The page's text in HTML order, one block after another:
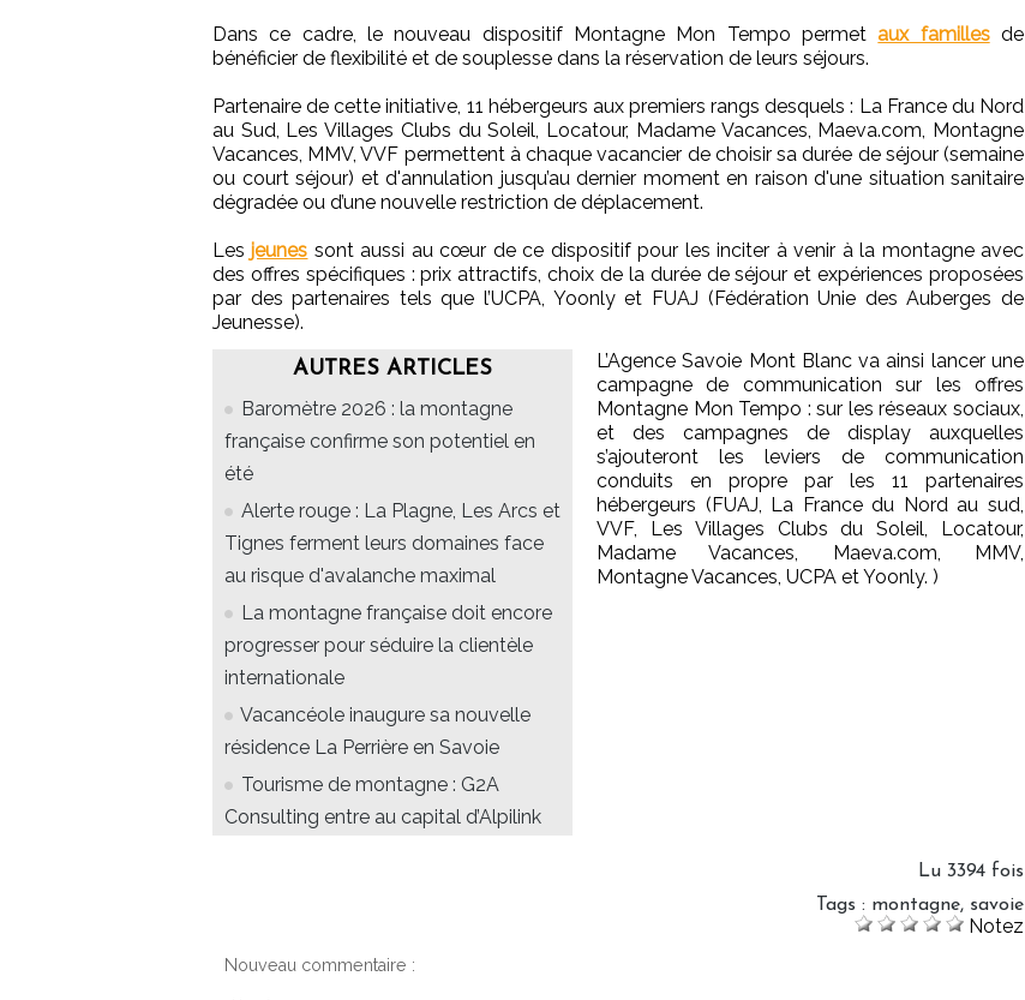
Dans ce cadre, le nouveau dispositif Montagne Mon Tempo permet aux famillesde
bénéficier de flexibilité et de souplesse dans la réservation de leurs séjours.
Partenaire de cette initiative, 11 hébergeurs aux premiers rangs desquels : La France du Nord
au Sud, Les Villages Clubs du Soleil, Locatour, Madame Vacances, Maeva.com, Montagne
Vacances, MMV, VVF permettent à chaque vacancier de choisir sa durée de séjour (semaine
ou court séjour) et d'annulation jusqu’au dernier moment en raison d'une situation sanitaire
dégradée ou d’une nouvelle restriction de déplacement.
Les jeunes sont aussi au cœur de ce dispositif pour les inciter à venir à la montagne avec
des offres spécifiques : prix attractifs, choix de la durée de séjour et expériences proposées
par des partenaires tels que l’UCPA, Yoonly et FUAJ (Fédération Unie des Auberges de
Jeunesse).
AUTRES ARTICLES
Baromètre 2026 : la montagne
française confirme son potentiel en
été
Alerte rouge : La Plagne, Les Arcs et
Tignes ferment leurs domaines face
au risque d'avalanche maximal
La montagne française doit encore
progresser pour séduire la clientèle
internationale
Vacancéole inaugure sa nouvelle
résidence La Perrière en Savoie
Tourisme de montagne : G2A
Consulting entre au capital d’Alpilink
L’Agence Savoie Mont Blanc va ainsi lancer une
campagne de communication sur les offres
Montagne Mon Tempo : sur les réseaux sociaux,
et des campagnes de display auxquelles
s’ajouteront les leviers de communication
conduits en propre par les 11 partenaires
hébergeurs (FUAJ, La France du Nord au sud,
VVF, Les Villages Clubs du Soleil, Locatour,
Madame Vacances, Maeva.com, MMV,
Montagne Vacances, UCPA et Yoonly. )
Lu 3394 fois
Tags : montagne, savoie
Notez
Nouveau commentaire :